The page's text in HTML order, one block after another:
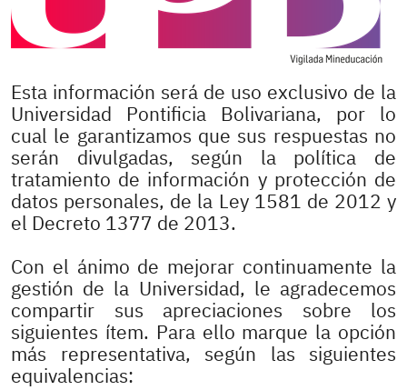
Esta información será de uso exclusivo de la
Universidad Pontificia Bolivariana, por lo
cual le garantizamos que sus respuestas no
serán divulgadas, según la política de
tratamiento de información y protección de
datos personales, de la Ley 1581 de 2012 y
el Decreto 1377 de 2013.
Con el ánimo de mejorar continuamente la
gestión de la Universidad, le agradecemos
compartir sus apreciaciones sobre los
siguientes ítem. Para ello marque la opción
más representativa, según las siguientes
equivalencias: